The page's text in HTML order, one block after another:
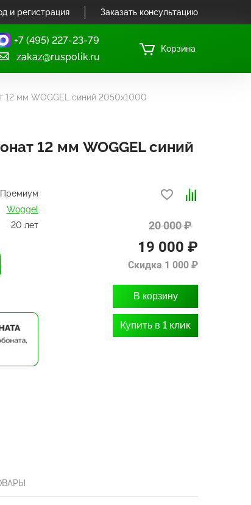
и регистрация Заказать консультацию
+7 (495) 227-23-79
zakaz@ruspolik.ru
Корзина
12 мм WOGGEL синий 2050х1000
12 мм WOGGEL синий
Премиум
Woggel
20 лет
20 000 ₽
19 000 ₽
Скидка 1 000 ₽
В корзину
Купить в 1 клик